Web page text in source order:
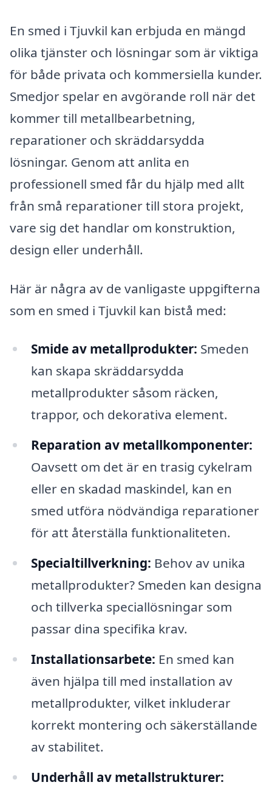
En smed i Tjuvkil kan erbjuda en mängd
olika tjänster och lösningar som är viktiga
för både privata och kommersiella kunder.
Smedjor spelar en avgörande roll när det
kommer till metallbearbetning,
reparationer och skräddarsydda
lösningar. Genom att anlita en
professionell smed får du hjälp med allt
från små reparationer till stora projekt,
vare sig det handlar om konstruktion,
design eller underhåll.
Här är några av de vanligaste uppgifterna
som en smed i Tjuvkil kan bistå med:
Smide av metallprodukter: Smeden
kan skapa skräddarsydda
metallprodukter såsom räcken,
trappor, och dekorativa element.
Reparation av metallkomponenter:
Oavsett om det är en trasig cykelram
eller en skadad maskindel, kan en
smed utföra nödvändiga reparationer
för att återställa funktionaliteten.
Specialtillverkning: Behov av unika
metallprodukter? Smeden kan designa
och tillverka speciallösningar som
passar dina specifika krav.
Installationsarbete: En smed kan
även hjälpa till med installation av
metallprodukter, vilket inkluderar
korrekt montering och säkerställande
av stabilitet.
Underhåll av metallstrukturer: